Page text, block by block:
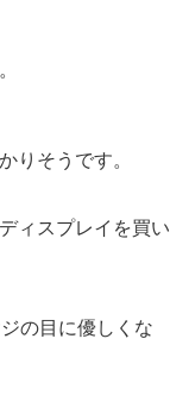
りそうです。
ィスプレイを買い
の目に優しくな